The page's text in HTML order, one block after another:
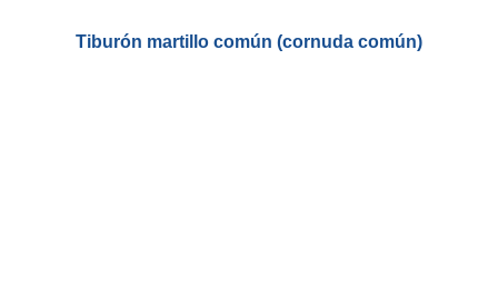
Tiburón martillo común (cornuda común)